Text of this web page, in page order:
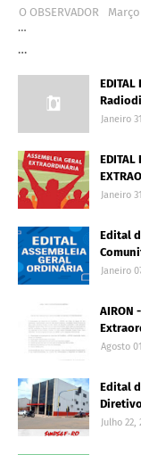
O OBSERVADOR
…
…
EDITAL
Janeiro
EDITAL
Janeiro
Edital
Janeiro
AIRON
Agosto
Edital
Julho 22,